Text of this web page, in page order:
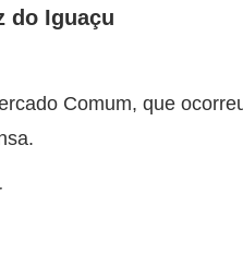
do Iguaçu
Comum, que